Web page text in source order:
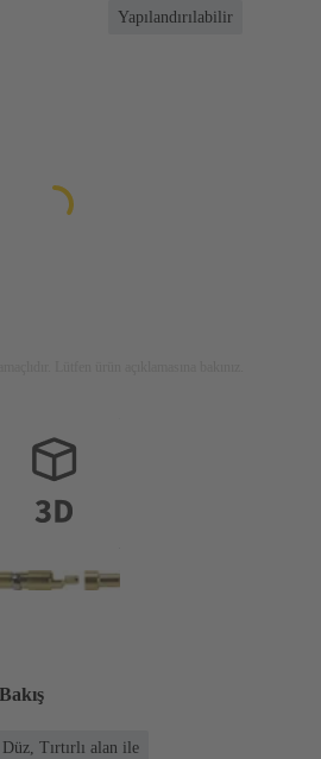
Yapılandırılabilir
Düz, Tırtırlı alan ile